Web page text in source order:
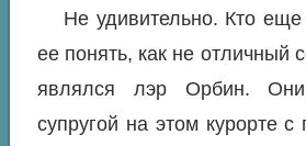
Не удивительно. Кто
ее понять, как не отличный
являлся лэр Орбин.
супругой на этом курорте с